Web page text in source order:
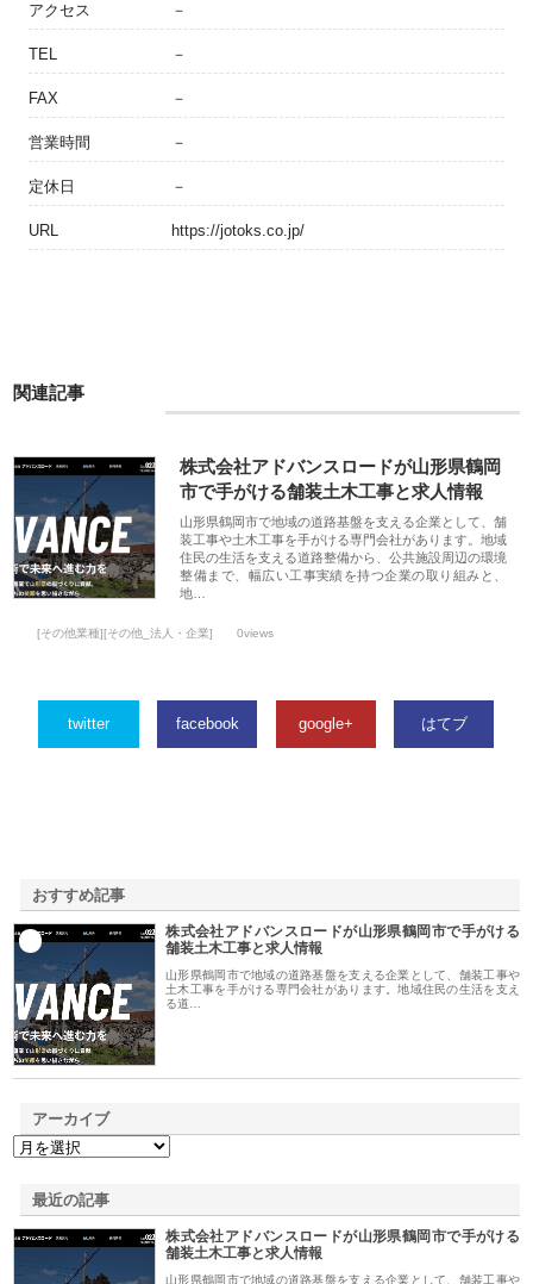
アクセス －
TEL －
FAX －
営業時間 －
定休日 －
URL https://jotoks.co.jp/
関連記事
株式会社アドバンスロードが山形県鶴岡
市で手がける舗装土木工事と求人情報
山形県鶴岡市で地域の道路基盤を支える企業として、舗
装工事や土木工事を手がける専門会社があります。地域
住民の生活を支える道路整備から、公共施設周辺の環境
整備まで、幅広い工事実績を持つ企業の取り組みと、
地…
[その他業種][その他_法人・企業] 0views
twitter facebook google+ はてブ
おすすめ記事
株式会社アドバンスロードが山形県鶴岡市で手がける
舗装土木工事と求人情報
山形県鶴岡市で地域の道路基盤を支える企業として、舗装工事や
土木工事を手がける専門会社があります。地域住民の生活を支え
る道…
アーカイブ
最近の記事
株式会社アドバンスロードが山形県鶴岡市で手がける
舗装土木工事と求人情報
山形県鶴岡市で地域の道路基盤を支える企業として、舗装工事や